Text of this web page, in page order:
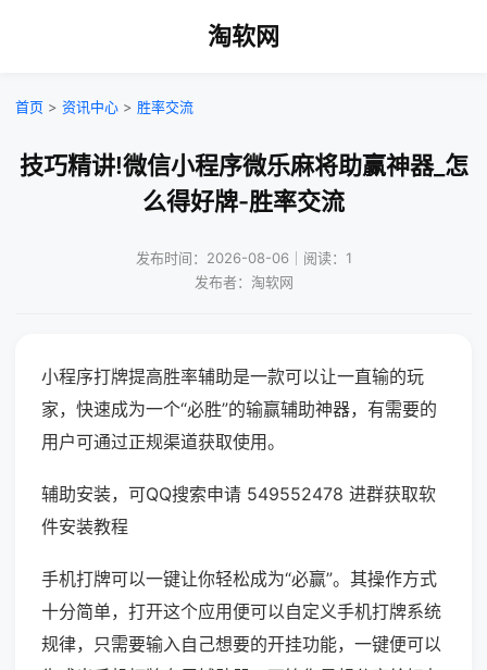
淘软网
首页 > 资讯中心 > 胜率交流
技巧精讲!微信小程序微乐麻将助赢神器_怎
么得好牌-胜率交流
发布时间：2026-08-06｜阅读：1
发布者：淘软网
小程序打牌提高胜率辅助是一款可以让一直输的玩
家，快速成为一个“必胜”的输赢辅助神器，有需要的
用户可通过正规渠道获取使用。
辅助安装，可QQ搜索申请 549552478 进群获取软
件安装教程
手机打牌可以一键让你轻松成为“必赢”。其操作方式
十分简单，打开这个应用便可以自定义手机打牌系统
规律，只需要输入自己想要的开挂功能，一键便可以